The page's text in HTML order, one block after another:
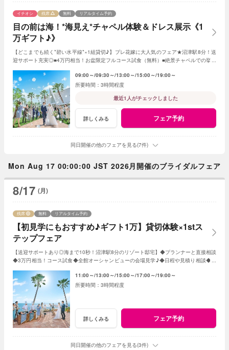
目の前は海！*海見え*チャペル体験＆ドレス展示《1
万ギフト♪》
イチオシ 残席 無料 リアルタイム予約
【どこまでも続く*碧い水平線*×1組貸切♪】プレ花嫁に大人気のフェア★沼津駅8分！送
迎サポート充実◎■4万円相当！お盆限定フルコース試食（無料）■絶景チャペルでの挙式
09:00～ 09:30～ 13:00～ 15:00～ 19:00～
3時間程度
最近1人がチェックしました
詳しくみる フェア予約
同日開催の他のフェアを見る(7件)
Mon Aug 17 00:00:00 JST 2026月開催のブライダルフェア
8/17 (月)
【初見学にもおすすめ♪ギフト1万】貸切体験×1stス
テップフェア
残席 無料 リアルタイム予約
【送迎サポートあり◎海まで10秒！沼津駅8分のリゾート邸宅】◆プランナーと直接相談
◆3万円相当！コース試食◆全館オーシャンビューの会場見学♪◆日程や見積り相談◆オ
11:00～ 13:00～ 15:00～ 17:00～ 19:00～
3時間程度
詳しくみる フェア予約
同日開催の他のフェアを見る(3件)